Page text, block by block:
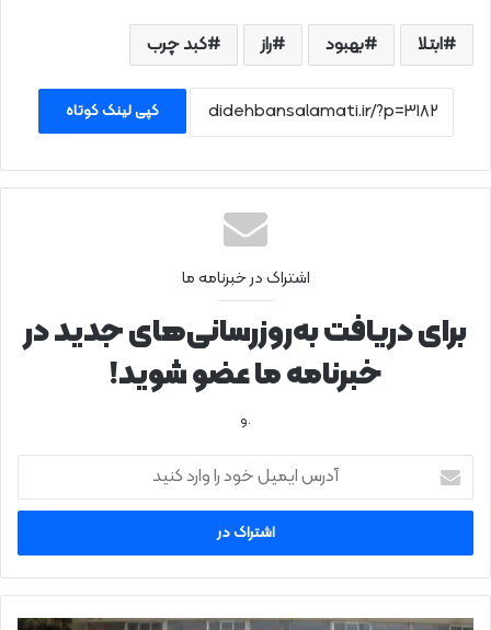
ابتلا بهبود راز کبد چرب
کپی لینک کوتاه
اشتراک در خبرنامه ما
برای دریافت به‌روزرسانی‌های جدید در
خبرنامه ما عضو شوید!
.و
ر
ا
ی
م